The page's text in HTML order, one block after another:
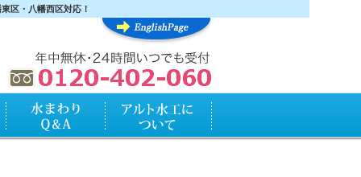
区・八幡西区対応！